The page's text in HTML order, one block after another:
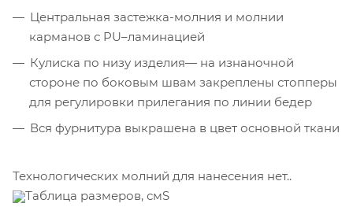
Центральная застежка-молния и молнии
карманов с PU–ламинацией
Кулиска по низу изделия— на изнаночной
стороне по боковым швам закреплены стопперы
для регулировки прилегания по линии бедер
Вся фурнитура выкрашена в цвет основной ткани
Технологических молний для нанесения нет..
Таблица размеров, смS